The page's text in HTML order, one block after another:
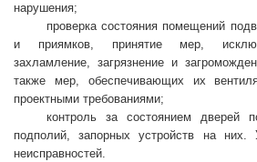
нарушения;
проверка состояния помещений
и приямков, принятие мер,
захламление, загрязнение и
также мер, обеспечивающих их
проектными требованиями;
контроль за состоянием дверей
подполий, запорных устройств на них.
неисправностей.